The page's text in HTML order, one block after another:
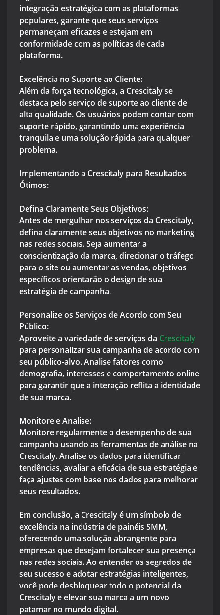
integração estratégica com as plataformas
populares, garante que seus serviços
permaneçam eficazes e estejam em
conformidade com as políticas de cada
plataforma.
Excelência no Suporte ao Cliente:
Além da força tecnológica, a Crescitaly se
destaca pelo serviço de suporte ao cliente de
alta qualidade. Os usuários podem contar com
suporte rápido, garantindo uma experiência
tranquila e uma solução rápida para qualquer
problema.
Implementando a Crescitaly para Resultados
Ótimos:
Defina Claramente Seus Objetivos:
Antes de mergulhar nos serviços da Crescitaly,
defina claramente seus objetivos no marketing
nas redes sociais. Seja aumentar a
conscientização da marca, direcionar o tráfego
para o site ou aumentar as vendas, objetivos
específicos orientarão o design de sua
estratégia de campanha.
Personalize os Serviços de Acordo com Seu
Público:
Aproveite a variedade de serviços da Crescitaly
para personalizar sua campanha de acordo com
seu público-alvo. Analise fatores como
demografia, interesses e comportamento online
para garantir que a interação reflita a identidade
de sua marca.
Monitore e Analise:
Monitore regularmente o desempenho de sua
campanha usando as ferramentas de análise na
Crescitaly. Analise os dados para identificar
tendências, avaliar a eficácia de sua estratégia e
faça ajustes com base nos dados para melhorar
seus resultados.
Em conclusão, a Crescitaly é um símbolo de
excelência na indústria de painéis SMM,
oferecendo uma solução abrangente para
empresas que desejam fortalecer sua presença
nas redes sociais. Ao entender os segredos de
seu sucesso e adotar estratégias inteligentes,
você pode desbloquear todo o potencial da
Crescitaly e elevar sua marca a um novo
patamar no mundo digital.